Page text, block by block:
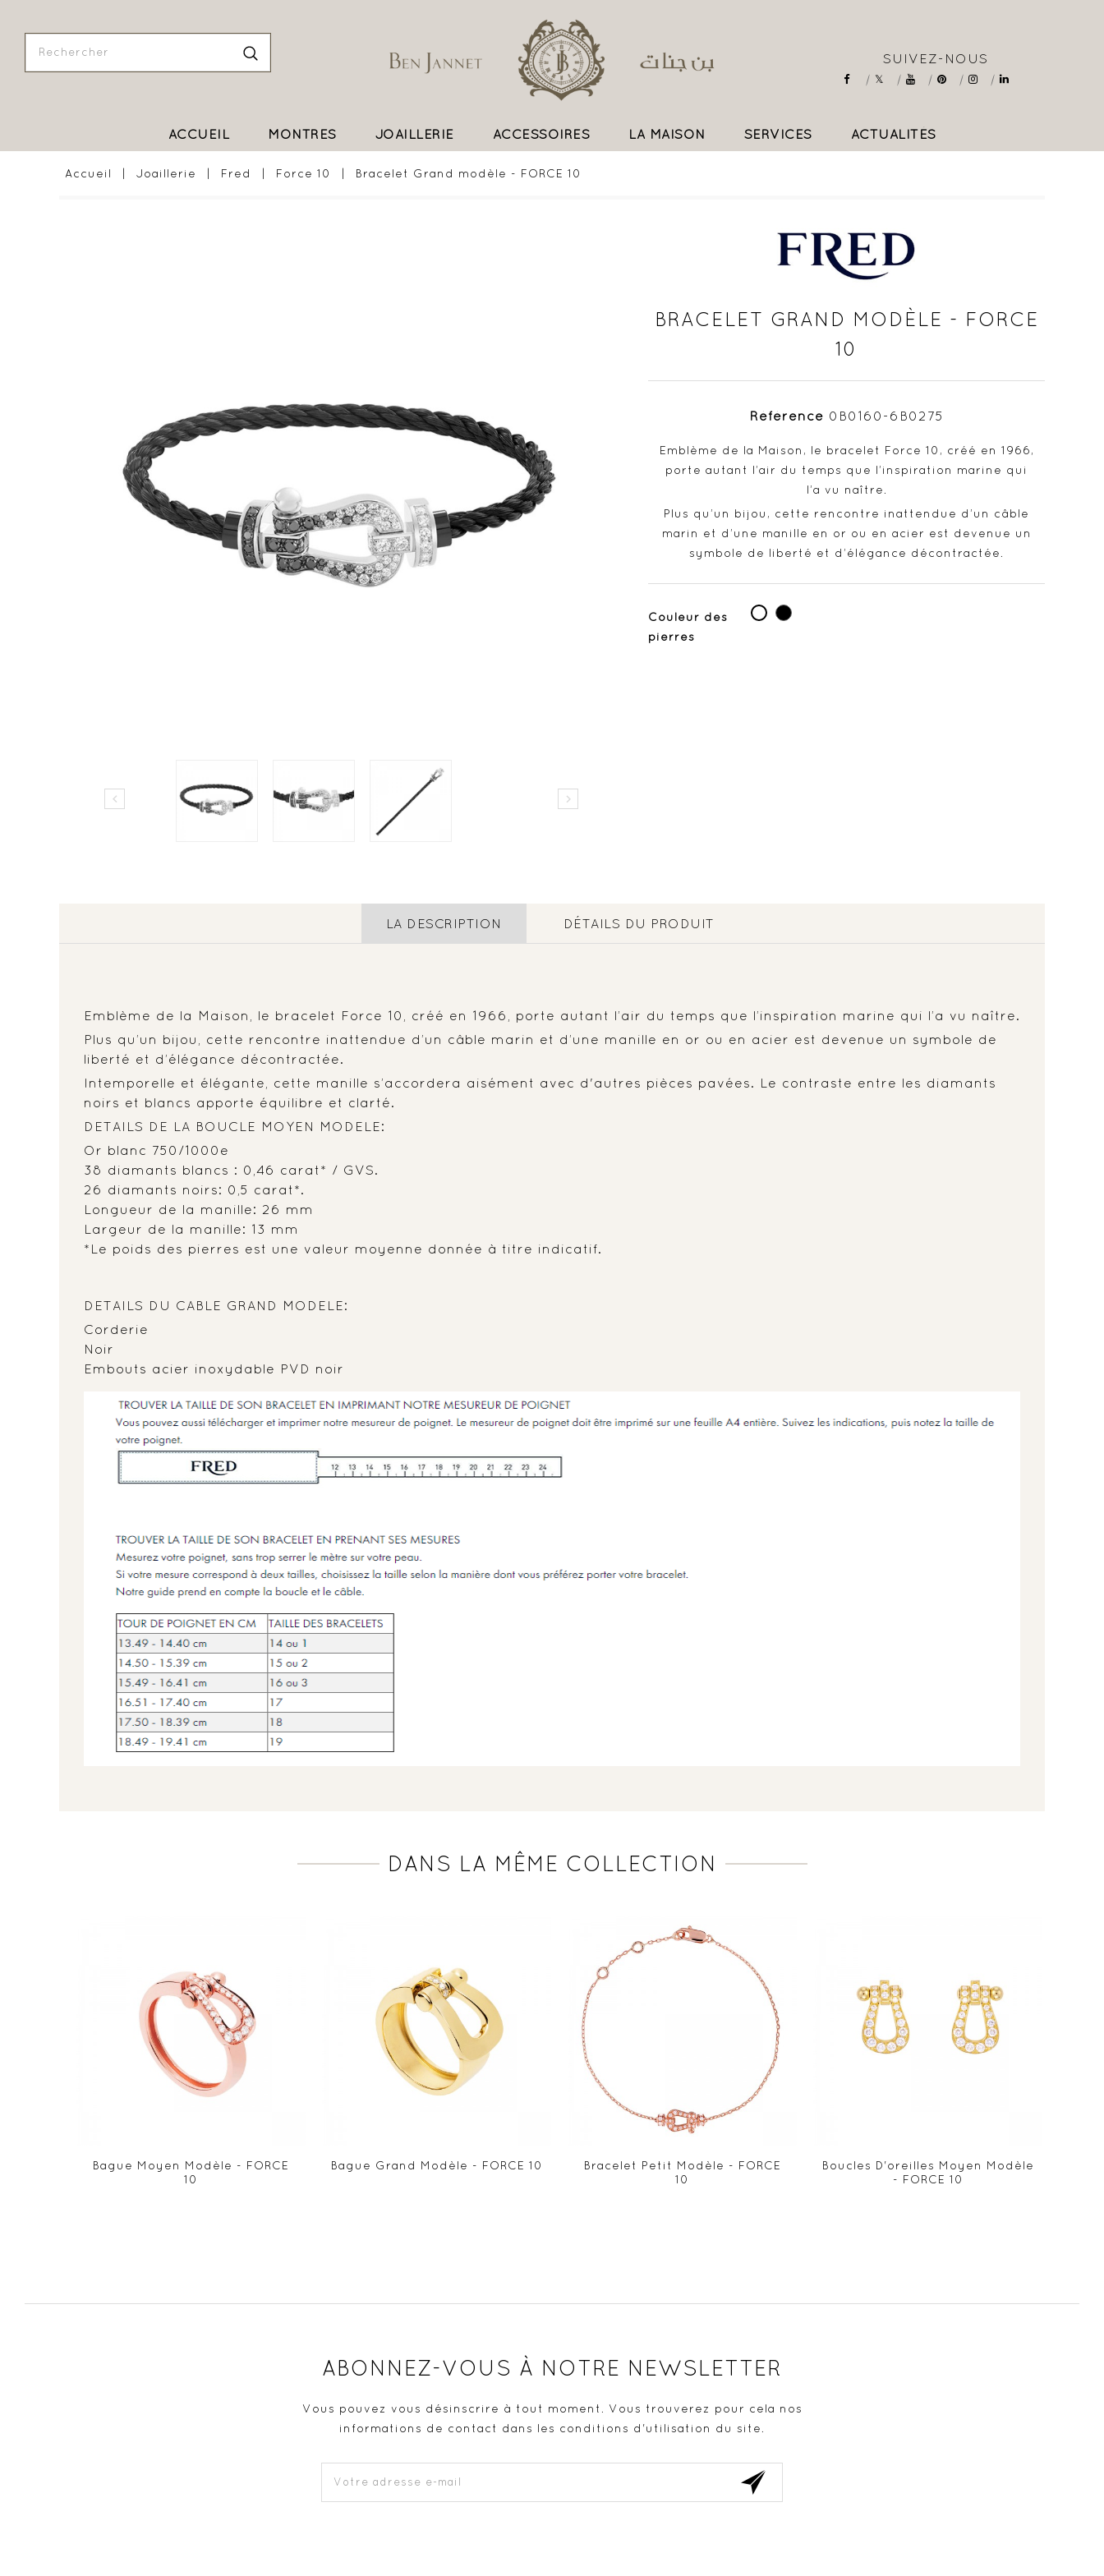
SUIVEZ-NOUS
ACCUEIL MONTRES JOAILLERIE ACCESSOIRES LA MAISON SERVICES ACTUALITÉS
Accueil Joaillerie Fred Force 10 Bracelet Grand modèle - FORCE 10
 
BRACELET GRAND MODÈLE - FORCE
10
Référence 0B0160-6B0275
Emblème de la Maison, le bracelet Force 10, créé en 1966,
porte autant l’air du temps que l’inspiration marine qui
l’a vu naître.
Plus qu’un bijou, cette rencontre inattendue d’un câble
marin et d’une manille en or ou en acier est devenue un
symbole de liberté et d’élégance décontractée.
Couleur des
pierres
BlancNoir
LA DESCRIPTION DÉTAILS DU PRODUIT
Emblème de la Maison, le bracelet Force 10, créé en 1966, porte autant l’air du temps que l’inspiration marine qui l’a vu naître.
Plus qu’un bijou, cette rencontre inattendue d’un câble marin et d’une manille en or ou en acier est devenue un symbole de
liberté et d’élégance décontractée.
Intemporelle et élégante, cette manille s’accordera aisément avec d'autres pièces pavées. Le contraste entre les diamants
noirs et blancs apporte équilibre et clarté.
DETAILS DE LA BOUCLE MOYEN MODELE:
Or blanc 750/1000e
38 diamants blancs : 0,46 carat* / GVS.
26 diamants noirs: 0,5 carat*.
Longueur de la manille: 26 mm
Largeur de la manille: 13 mm
*Le poids des pierres est une valeur moyenne donnée à titre indicatif.
DETAILS DU CABLE GRAND MODELE:
Corderie
Noir
Embouts acier inoxydable PVD noir
DANS LA MÊME COLLECTION
Bague Moyen Modèle - FORCE
10
Bague Grand Modèle - FORCE 10
Bracelet Petit Modèle - FORCE
10
Boucles D'oreilles Moyen Modèle
- FORCE 10
ABONNEZ-VOUS À NOTRE NEWSLETTER
Vous pouvez vous désinscrire à tout moment. Vous trouverez pour cela nos
informations de contact dans les conditions d'utilisation du site.